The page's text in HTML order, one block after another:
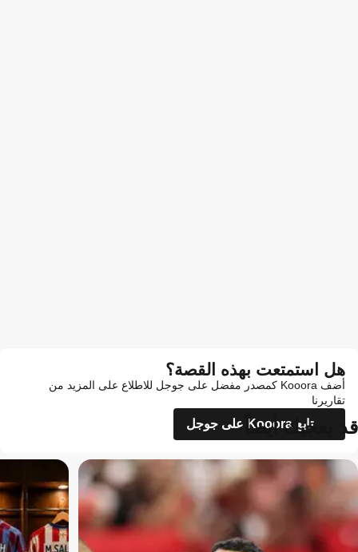
هل استمتعت بهذه القصة؟
أضف Kooora كمصدر مفضل على جوجل للاطلاع على المزيد من
تقاريرنا
تابع Kooora على جوجل
قد يعجبك أيضاً